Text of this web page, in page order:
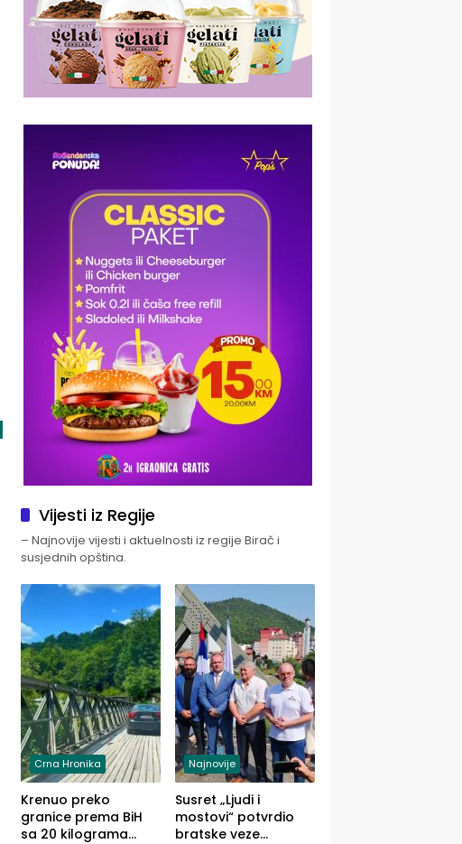
Vijesti iz Regije
– Najnovije vijesti i aktuelnosti iz regije Birač i
susjednih opština.
Crna Hronika
Krenuo preko
granice prema BiH
sa 20 kilograma
Najnovije
Susret „Ljudi i
mostovi“ potvrdio
bratske veze